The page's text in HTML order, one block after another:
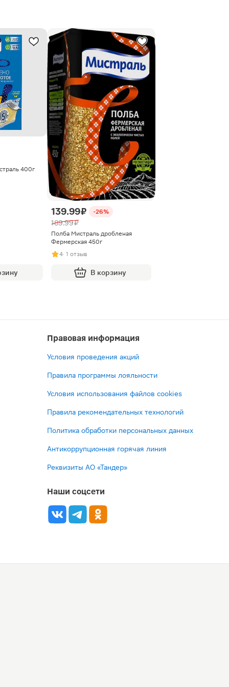
400г
139.99 ₽ -26%
189.99 ₽
Полба Мистраль дробленая
Фермерская 450г
4· 1 отзыв
В корзину
Правовая информация
Условия проведения акций
Правила программы лояльности
Условия использования файлов cookies
Правила рекомендательных технологий
Политика обработки персональных данных
Антикоррупционная горячая линия
Реквизиты АО «Тандер»
Наши соцсети